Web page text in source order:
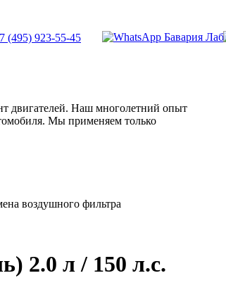
(495) 923-55-45
двигателей. Наш многолетний опыт
Мы применяем только
воздушного фильтра
2.0 л / 150 л.с.